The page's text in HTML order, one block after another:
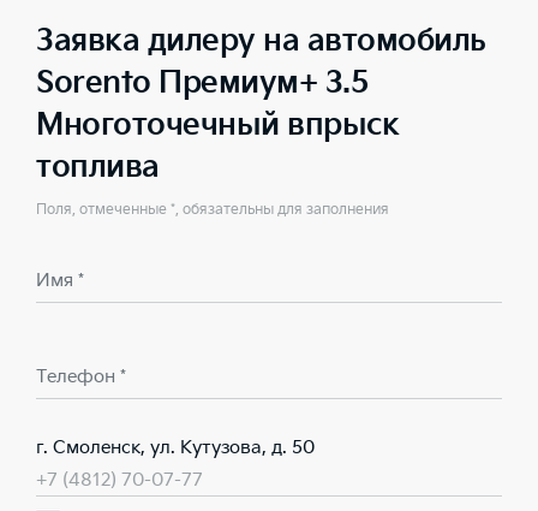
Заявка дилеру на автомобиль
Sorento Премиум+ 3.5
Многоточечный впрыск
топлива
Поля, отмеченные *, обязательны для заполнения
Имя *
Телефон *
г. Смоленск, ул. Кутузова, д. 50
+7 (4812) 70-07-77